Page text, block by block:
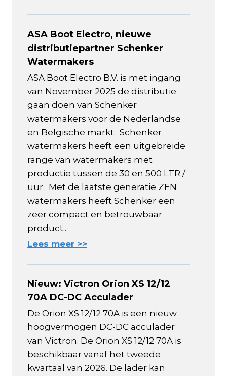
ASA Boot Electro, nieuwe
distributiepartner Schenker
Watermakers
ASA Boot Electro B.V. is met ingang
van November 2025 de distributie
gaan doen van Schenker
watermakers voor de Nederlandse
en Belgische markt. Schenker
watermakers heeft een uitgebreide
range van watermakers met
productie tussen de 30 en 500 LTR /
uur. Met de laatste generatie ZEN
watermakers heeft Schenker een
zeer compact en betrouwbaar
product...
Lees meer >>
Nieuw: Victron Orion XS 12/12
70A DC-DC Acculader
De Orion XS 12/12 70A is een nieuw
hoogvermogen DC-DC acculader
van Victron. De Orion XS 12/12 70A is
beschikbaar vanaf het tweede
kwartaal van 2026. De lader kan